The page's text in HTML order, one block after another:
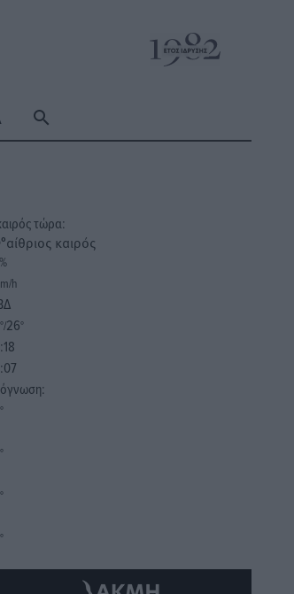
τώρα:
°αίθριος καιρός
%
h
°/26°
°
°
°
°